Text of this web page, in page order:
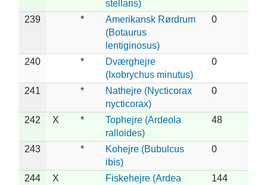
stellaris)
239 *
Amerikansk Rørdrum
(Botaurus
lentiginosus)
0
240 *
Dværghejre
(Ixobrychus minutus)
0
241 *
Nathejre (Nycticorax
nycticorax)
0
242 X *
Tophejre (Ardeola
ralloides)
48
243 *
Kohejre (Bubulcus
ibis)
0
244 X
Fiskehejre (Ardea
144